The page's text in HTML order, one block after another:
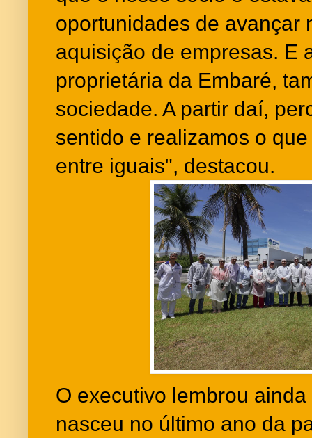
oportunidades de avançar
aquisição de empresas. E
proprietária da Embaré,
sociedade. A partir daí,
sentido e realizamos o
entre iguais", destacou.
O executivo lembrou
nasceu no último ano da